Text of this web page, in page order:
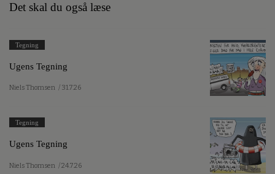
Det skal du også læse
Tegning
Ugens Tegning
Niels Thomsen / 31.7.26
Tegning
Ugens Tegning
Niels Thomsen / 24.7.26